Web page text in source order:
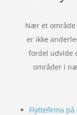
Nær et område
er ikke
fordel udvide
områder i
Flyttefirma på